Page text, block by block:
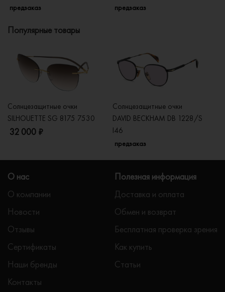
предзаказ предзаказ
Популярные товары
Солнцезащитные очки
SILHOUETTE SG 8175 7530
32 000 ₽
Солнцезащитные очки
DAVID BECKHAM DB 1228/S
I46
предзаказ
О нас
О компании
Новости
Отзывы
Сертификаты
Наши бренды
Контакты
Полезная информация
Доставка и оплата
Обмен и возврат
Бесплатная проверка зрения
Как купить
Статьи